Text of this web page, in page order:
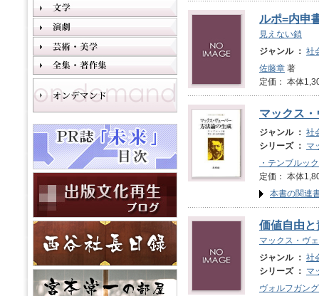
ルポ=内申
見えない鎖
ジャンル ： 社
佐藤章 著
定価： 本体
マックス
ジャンル ： 社
シリーズ ： マ
・テンブルック
定価： 本体
本書の関連
価値自由と
マックス・ヴ
ジャンル ： 社
シリーズ ： マ
ヴォルフガン